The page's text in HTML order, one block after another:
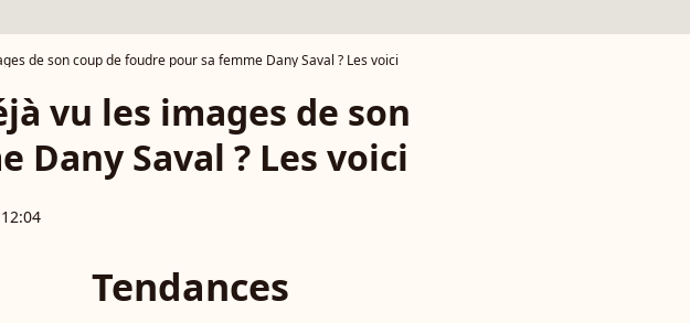
de son coup de foudre pour sa femme Dany Saval ? Les voici
vu les images de son
Dany Saval ? Les voici
Tendances